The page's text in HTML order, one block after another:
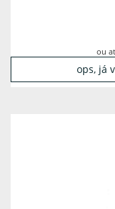
ou
ops, já